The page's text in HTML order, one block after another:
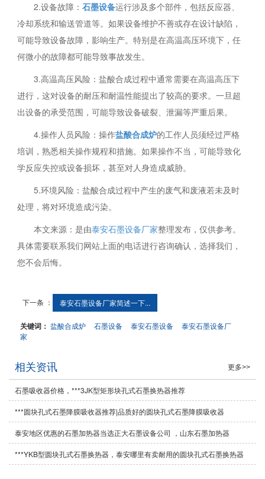
2.设备故障：石墨设备运行涉及多个部件，包括反应器、
冷却系统和输送管道等。如果设备维护不善或存在设计缺陷，
可能导致设备故障，影响生产。特别是在高温高压环境下，任
何微小的故障都可能导致事故发生。
3.高温高压风险：盐酸合成过程中通常需要在高温高压下
进行，这对设备的耐压和耐温性能提出了较高的要求。一旦超
出设备的承受范围，可能导致设备破裂、泄漏等严重后果。
4.操作人员风险：操作盐酸合成炉的工作人员须经过严格
培训，熟悉相关操作规程和措施。如果操作不当，可能导致化
学反应失控或设备损坏，甚至对人身造成威胁。
5.环境风险：盐酸合成过程中产生的废气和废液若未及时
处理，将对环境造成污染。
本文来源：是由泰安石墨设备厂家整理发布，仅供参考。
具体需要联系我们网站上面的电话进行咨询确认，选择我们，
您不会后悔。
下一条 ： 泰安石墨设备厂家简述一下...
关键词：盐酸合成炉 石墨设备 泰安石墨设备
泰安石墨设备厂
家
相关资讯 更多>>
石墨吸收器价格，***3JK型矩形块孔式石墨换热器推荐
***圆块孔式石墨降膜吸收器推荐|品质好的圆块孔式石墨降膜吸收器
泰安地区优惠的石墨加热器当选正大石墨设备公司 ，山东石墨加热器
***YKB型圆块孔式石墨换热器，泰安哪里有卖耐用的圆块孔式石墨换热器